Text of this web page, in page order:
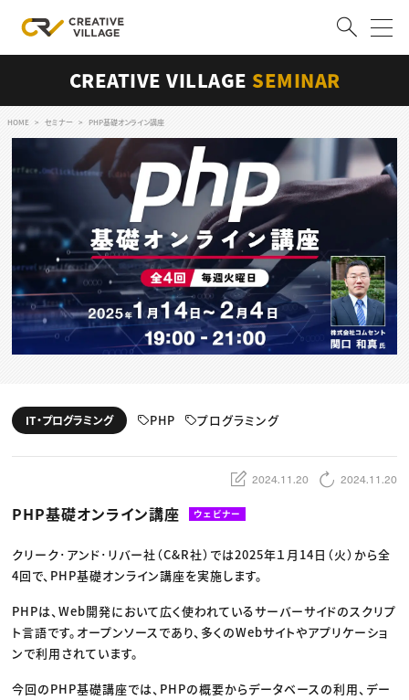
ログイン
クリエイター求人を探す
CREATIVE JOB求人検索
特集求人
採用説明会
転職支援サービス
CONTENTS
スキルアップしたい！
動画配信・映像制作
編集・ライティング
ディレクション
TOP Creator’s コラム トップ
Webクリエイター
ゲームクリエイター
クリエイターインタビュー
C＆R Magazine
セミナー
ニュース・トレンド トップ
Web
ゲーム・エンタメ
広告
出版
プロフェッショナル×つながる×メディア
CREATIVE VILLAGE SEMINAR
HOME セミナー PHP基礎オンライン講座
IT・プログラミング PHP プログラミング
2024.11.20 2024.11.20
PHP基礎オンライン講座 ウェビナー
クリーク･アンド･リバー社（C&R社）では2025年１月14日（火）から全
4回で、PHP基礎オンライン講座を実施します。
PHPは、Web開発において広く使われているサーバーサイドのスクリプ
ト言語です。オープンソースであり、多くのWebサイトやアプリケーショ
ンで利用されています。
今回のPHP基礎講座では、PHPの概要からデータベースの利用、デー